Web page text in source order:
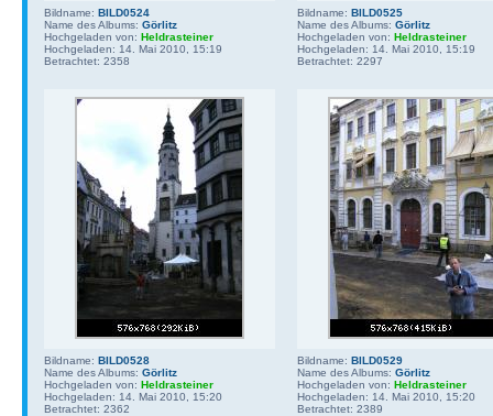
Bildname: BILD0524
Name des Albums: Görlitz
Hochgeladen von: Heldrasteiner
Hochgeladen: 14. Mai 2010, 15:19
Betrachtet: 2358
Bildname: BILD0525
Name des Albums: Görlitz
Hochgeladen von: Heldrasteiner
Hochgeladen: 14. Mai 2010, 15:19
Betrachtet: 2297
Bildname: BILD0528
Name des Albums: Görlitz
Hochgeladen von: Heldrasteiner
Hochgeladen: 14. Mai 2010, 15:20
Betrachtet: 2362
Bildname: BILD0529
Name des Albums: Görlitz
Hochgeladen von: Heldrasteiner
Hochgeladen: 14. Mai 2010, 15:20
Betrachtet: 2389